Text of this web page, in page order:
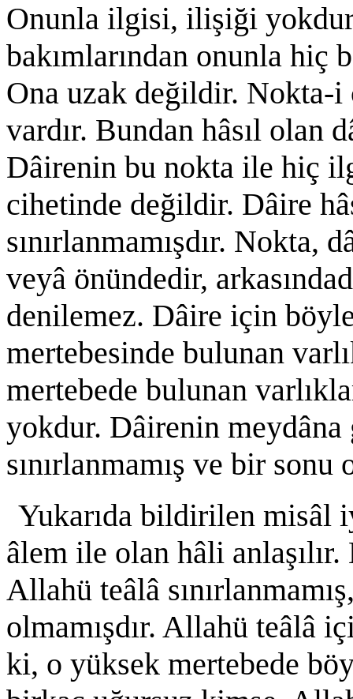
Onunla ilgisi, ilişiği
bakımlarından onunla hiç
Ona uzak değildir. Nokta-i
vardır. Bundan hâsıl olan
Dâirenin bu nokta ile hiç
cihetinde değildir. Dâire
sınırlanmamışdır. Nokta,
veyâ önündedir,
denilemez. Dâire için
mertebesinde bulunan
mertebede bulunan
yokdur. Dâirenin
sınırlanmamış ve bir
Yukarıda bildirilen misâl
âlem ile olan hâli
Allahü teâlâ
olmamışdır. Allahü teâlâ
ki, o yüksek mertebede